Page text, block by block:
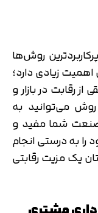
روش‌ها
زیادی دارد؛
رقابت در بازار و
می‌توانید به
شما مفید و
را به درستی انجام
یک مزیت رقابتی